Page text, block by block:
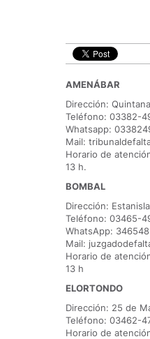
AMENÁBAR
Dirección:
Teléfono: 03382-
Whatsapp:
Mail:
Horario de
13 h.
BOMBAL
Dirección:
Teléfono: 03465-
WhatsApp:
Mail:
Horario de
13 h
ELORTONDO
Dirección: 25 de
Teléfono: 03462-
Horario de